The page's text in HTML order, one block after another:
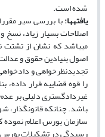
شده است.
یافته­ها:با بررسی سیر
اصلاحات بسیار زیاد،
می­باشد که نشان از تشتت
اصول بنیادین حقوق و
تجدیدنظرخواهی و
را قوه قضاییه قرار داده،
غیردادگستری دلیلی بر
باشد. چنانکه
سازمان بورس اعلام نموده